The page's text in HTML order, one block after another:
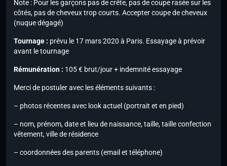
Note : Pour les garçons pas de crête, pas de coupe rasée sur les
côtés, pas de cheveux trop courts. Accepter coupe de cheveux
(nuque dégagé)
Tournage : prévu le 17 mars 2020 à Paris. Essayage à prévoir
avant le tournage
Rémunération : 105 € brut/jour + indemnité essayage
Merci de postuler avec les éléments suivants :
– photos récentes avec look actuel (portrait et en pied)
– nom, prénom, date et lieu de naissance, taille, taille confection
vêtement, ville de résidence
– coordonnées des parents (email et téléphone)